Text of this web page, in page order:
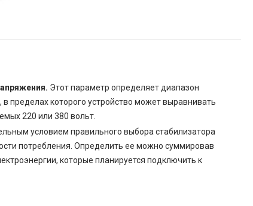
Этот параметр определяет диапазон
пределах которого устройство может выравнивать
220 или 380 вольт.
условием правильного выбора стабилизатора
потребления. Определить ее можно суммировав
которые планируется подключить к